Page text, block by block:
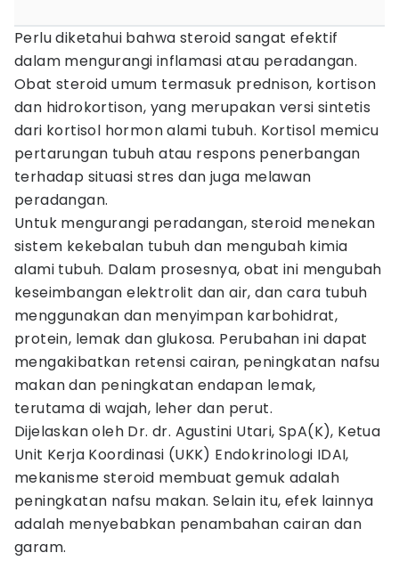
Perlu diketahui bahwa steroid sangat efektif
dalam mengurangi inflamasi atau peradangan.
Obat steroid umum termasuk prednison, kortison
dan hidrokortison, yang merupakan versi sintetis
dari kortisol hormon alami tubuh. Kortisol memicu
pertarungan tubuh atau respons penerbangan
terhadap situasi stres dan juga melawan
peradangan.
Untuk mengurangi peradangan, steroid menekan
sistem kekebalan tubuh dan mengubah kimia
alami tubuh. Dalam prosesnya, obat ini mengubah
keseimbangan elektrolit dan air, dan cara tubuh
menggunakan dan menyimpan karbohidrat,
protein, lemak dan glukosa. Perubahan ini dapat
mengakibatkan retensi cairan, peningkatan nafsu
makan dan peningkatan endapan lemak,
terutama di wajah, leher dan perut.
Dijelaskan oleh Dr. dr. Agustini Utari, SpA(K), Ketua
Unit Kerja Koordinasi (UKK) Endokrinologi IDAI,
mekanisme steroid membuat gemuk adalah
peningkatan nafsu makan. Selain itu, efek lainnya
adalah menyebabkan penambahan cairan dan
garam.